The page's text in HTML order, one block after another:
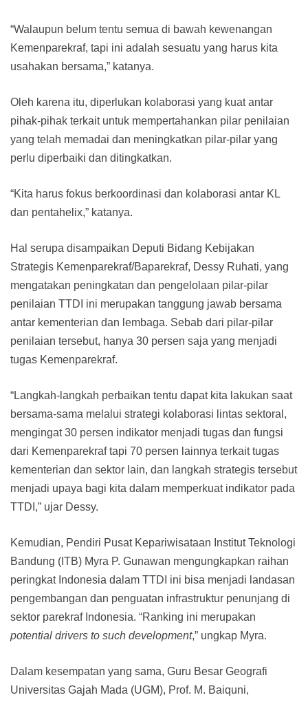
“Walaupun belum tentu semua di bawah kewenangan
Kemenparekraf, tapi ini adalah sesuatu yang harus kita
usahakan bersama,” katanya.
Oleh karena itu, diperlukan kolaborasi yang kuat antar
pihak-pihak terkait untuk mempertahankan pilar penilaian
yang telah memadai dan meningkatkan pilar-pilar yang
perlu diperbaiki dan ditingkatkan.
“Kita harus fokus berkoordinasi dan kolaborasi antar KL
dan pentahelix,” katanya.
Hal serupa disampaikan Deputi Bidang Kebijakan
Strategis Kemenparekraf/Baparekraf, Dessy Ruhati, yang
mengatakan peningkatan dan pengelolaan pilar-pilar
penilaian TTDI ini merupakan tanggung jawab bersama
antar kementerian dan lembaga. Sebab dari pilar-pilar
penilaian tersebut, hanya 30 persen saja yang menjadi
tugas Kemenparekraf.
“Langkah-langkah perbaikan tentu dapat kita lakukan saat
bersama-sama melalui strategi kolaborasi lintas sektoral,
mengingat 30 persen indikator menjadi tugas dan fungsi
dari Kemenparekraf tapi 70 persen lainnya terkait tugas
kementerian dan sektor lain, dan langkah strategis tersebut
menjadi upaya bagi kita dalam memperkuat indikator pada
TTDI,” ujar Dessy.
Kemudian, Pendiri Pusat Kepariwisataan Institut Teknologi
Bandung (ITB) Myra P. Gunawan mengungkapkan raihan
peringkat Indonesia dalam TTDI ini bisa menjadi landasan
pengembangan dan penguatan infrastruktur penunjang di
sektor parekraf Indonesia. “Ranking ini merupakan
potential drivers to such development,” ungkap Myra.
Dalam kesempatan yang sama, Guru Besar Geografi
Universitas Gajah Mada (UGM), Prof. M. Baiquni,